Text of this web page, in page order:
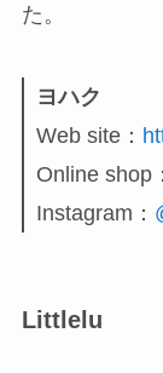
た。
ヨハク
Web site：
Online shop：
Instagram：
Littlelu